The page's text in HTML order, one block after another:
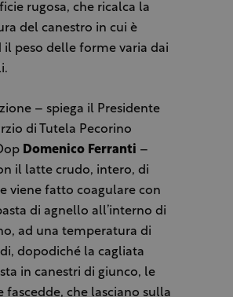
rugosa, che ricalca la
del canestro in cui è
il peso delle forme varia dai
– spiega il Presidente
di Tutela Pecorino
Domenico Ferranti –
il latte crudo, intero, di
viene fatto coagulare con
di agnello all’interno di
ad una temperatura di
dopodiché la cagliata
in canestri di giunco, le
fascedde, che lasciano sulla